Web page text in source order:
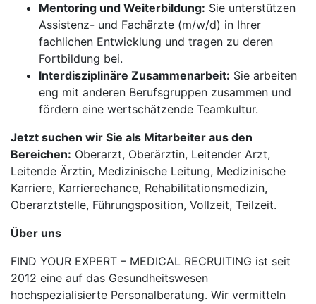
Mentoring und Weiterbildung: Sie unterstützen
Assistenz- und Fachärzte (m/w/d) in Ihrer
fachlichen Entwicklung und tragen zu deren
Fortbildung bei.
Interdisziplinäre Zusammenarbeit: Sie arbeiten
eng mit anderen Berufsgruppen zusammen und
fördern eine wertschätzende Teamkultur.
Jetzt suchen wir Sie als Mitarbeiter aus den
Bereichen: Oberarzt, Oberärztin, Leitender Arzt,
Leitende Ärztin, Medizinische Leitung, Medizinische
Karriere, Karrierechance, Rehabilitationsmedizin,
Oberarztstelle, Führungsposition, Vollzeit, Teilzeit.
Über uns
FIND YOUR EXPERT – MEDICAL RECRUITING ist seit
2012 eine auf das Gesundheitswesen
hochspezialisierte Personalberatung. Wir vermitteln